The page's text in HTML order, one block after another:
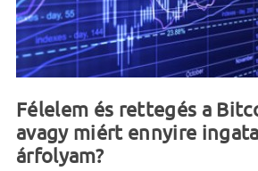
Félelem és rettegés a
avagy miért ennyire
árfolyam?